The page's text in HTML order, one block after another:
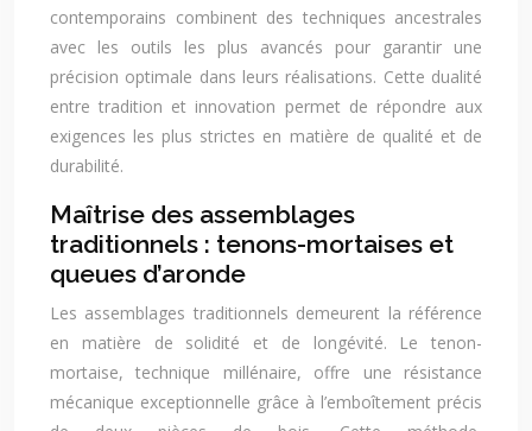
contemporains combinent des techniques ancestrales
avec les outils les plus avancés pour garantir une
précision optimale dans leurs réalisations. Cette dualité
entre tradition et innovation permet de répondre aux
exigences les plus strictes en matière de qualité et de
durabilité.
Maîtrise des assemblages
traditionnels : tenons-mortaises et
queues d’aronde
Les assemblages traditionnels demeurent la référence
en matière de solidité et de longévité. Le tenon-
mortaise, technique millénaire, offre une résistance
mécanique exceptionnelle grâce à l’emboîtement précis